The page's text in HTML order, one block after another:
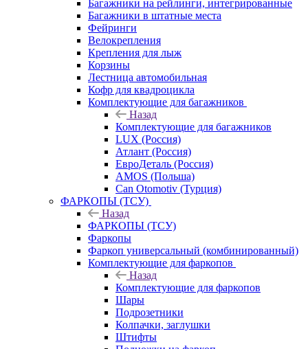
Багажники на рейлинги, интегрированные
Багажники в штатные места
Фейринги
Велокрепления
Крепления для лыж
Корзины
Лестница автомобильная
Кофр для квадроцикла
Комплектующие для багажников
Назад
Комплектующие для багажников
LUX (Россия)
Атлант (Россия)
ЕвроДеталь (Россия)
AMOS (Польша)
Can Otomotiv (Турция)
ФАРКОПЫ (ТСУ)
Назад
ФАРКОПЫ (ТСУ)
Фаркопы
Фаркоп универсальный (комбинированный)
Комплектующие для фаркопов
Назад
Комплектующие для фаркопов
Шары
Подрозетники
Колпачки, заглушки
Штифты